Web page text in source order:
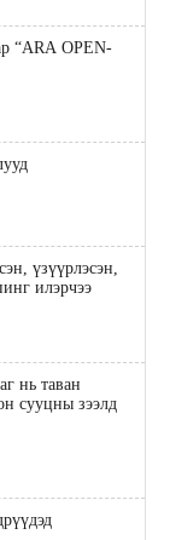
“ARA OPEN-
үзүүрлэсэн,
илэрчээ
нь таван
сууцны зээлд